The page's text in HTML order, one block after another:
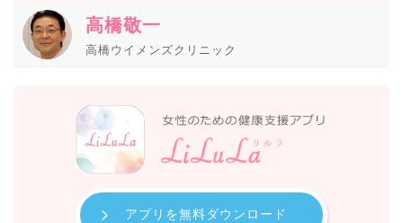
高橋敬一
高橋ウイメンズクリニック
アプリを無料ダウンロード